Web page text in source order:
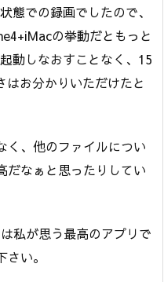
態での録画でしたので、
の挙動だともっと
動しなおすことなく、15
お分かりいただけたと
く、他のファイルについ
だなぁと思ったりしてい
私が思う最高のアプリで
い。